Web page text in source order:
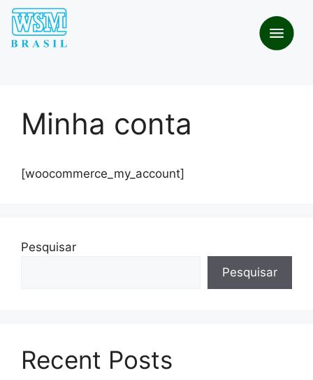
Minha conta
[woocommerce_my_account]
Pesquisar
Pesquisar
Recent Posts